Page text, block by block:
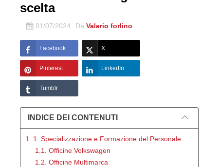
scelta
01/07/2024 Da Valerio forlino
Facebook X
Pinterest LinkedIn
Tumblr
INDICE DEI CONTENUTI
1. 1. Specializzazione e Formazione del Personale
1.1. Officine Volkswagen
1.2. Officine Multimarca